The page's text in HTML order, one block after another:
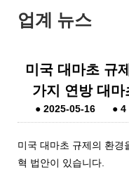
업계 뉴스
미국 대마초 규
가지 연방 대
●2025-05-16 ●4
미국 대마초 규제의 환경
혁 법안이 있습니다.